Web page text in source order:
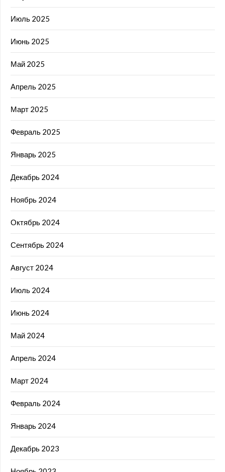
Июль 2025
Июнь 2025
Май 2025
Апрель 2025
Март 2025
Февраль 2025
Январь 2025
Декабрь 2024
Ноябрь 2024
Октябрь 2024
Сентябрь 2024
Август 2024
Июль 2024
Июнь 2024
Май 2024
Апрель 2024
Март 2024
Февраль 2024
Январь 2024
Декабрь 2023